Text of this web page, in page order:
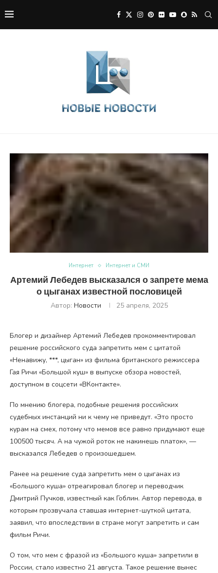
Интернет Интернет и СМИ
Артемий Лебедев высказался о запрете мема
о цыганах известной пословицей
Автор: Новости 25 апреля, 2025
Блогер и дизайнер Артемий Лебедев прокомментировал
решение российского суда запретить мем с цитатой
«Ненавижу, ***, цыган» из фильма британского режиссера
Гая Ричи «Большой куш» в выпуске обзора новостей,
доступном в соцсети «ВКонтакте».
По мнению блогера, подобные решения российских
судебных инстанций ни к чему не приведут. «Это просто
курам на смех, потому что мемов все равно придумают еще
100500 тысяч. А на чужой роток не накинешь платок», —
высказался Лебедев о произошедшем.
Ранее на решение суда запретить мем о цыганах из
«Большого куша» отреагировал блогер и переводчик
Дмитрий Пучков, известный как Гоблин. Автор перевода, в
которым прозвучала ставшая интернет-шуткой цитата,
заявил, что впоследствии в стране могут запретить и сам
фильм Ричи.
О том, что мем с фразой из «Большого куша» запретили в
России, стало известно 21 августа. Такое решение вынес